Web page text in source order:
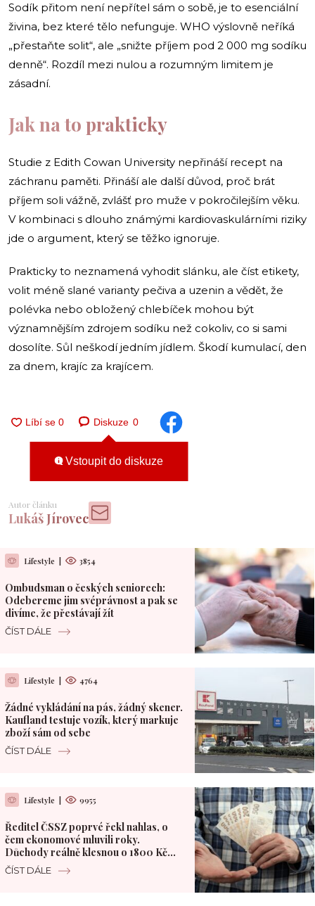
Sodík přitom není nepřítel sám o sobě, je to esenciální
živina, bez které tělo nefunguje. WHO výslovně neříká
„přestaňte solit“, ale „snižte příjem pod 2 000 mg sodíku
denně“. Rozdíl mezi nulou a rozumným limitem je
zásadní.
Jak na to prakticky
Studie z Edith Cowan University nepřináší recept na
záchranu paměti. Přináší ale další důvod, proč brát
příjem soli vážně, zvlášť pro muže v pokročilejším věku.
V kombinaci s dlouho známými kardiovaskulárními riziky
jde o argument, který se těžko ignoruje.
Prakticky to neznamená vyhodit slánku, ale číst etikety,
volit méně slané varianty pečiva a uzenin a vědět, že
polévka nebo obložený chlebíček mohou být
významnějším zdrojem sodíku než cokoliv, co si sami
dosolíte. Sůl neškodí jedním jídlem. Škodí kumulací, den
za dnem, krajíc za krajícem.
Diskuze 0
Vstoupit do diskuze
Autor článku
Lukáš Jírovec
Lifestyle 3854
Ombudsman o českých seniorech:
Odebereme jim svéprávnost a pak se
divíme, že přestávají žít
ČÍST DÁLE
Lifestyle 4764
Žádné vykládání na pás, žádný skener.
Kaufland testuje vozík, který markuje
zboží sám od sebe
ČÍST DÁLE
Lifestyle 9955
Ředitel ČSSZ poprvé řekl nahlas, o
čem ekonomové mluvili roky.
Důchody reálně klesnou o 1800 Kč
měsíčně
ČÍST DÁLE